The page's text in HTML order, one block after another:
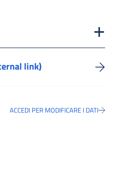
link)
ACCEDI PER MODIFICARE I DATI